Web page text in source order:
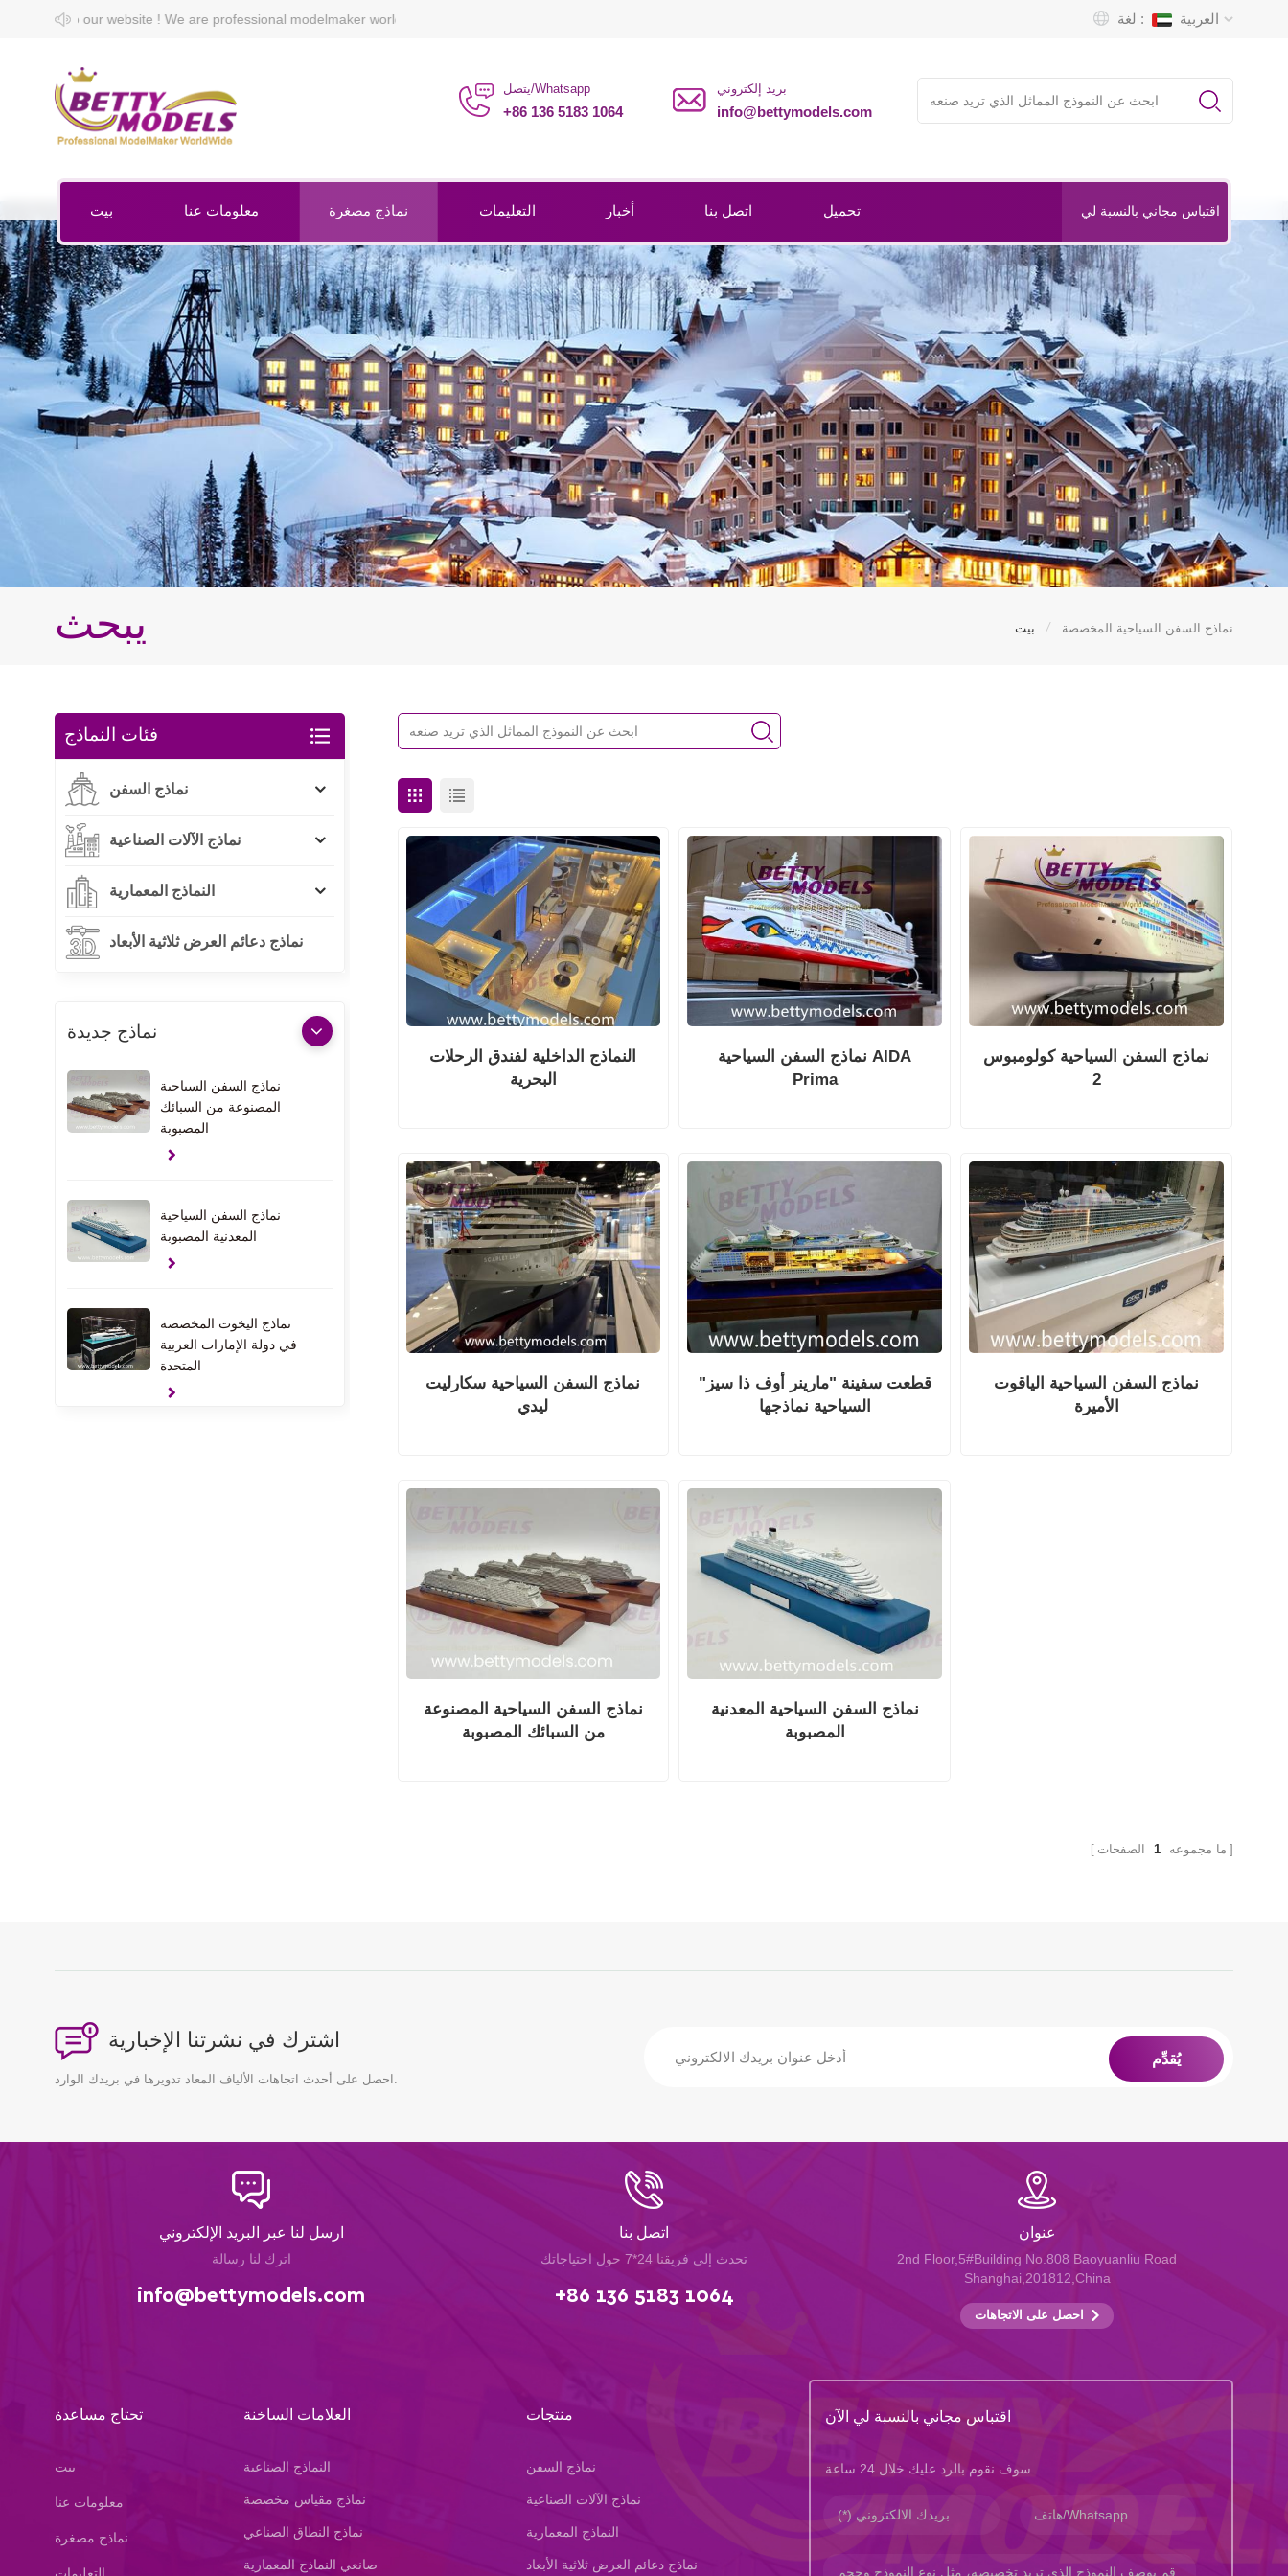
! We are professional modelmaker worldwide. لغة : العربية
يتصل/Whatsapp
+86 136 5183 1064
بريد إلكتروني
info@bettymodels.com
اقتباس مجاني بالنسبة لي بيت معلومات عنا نماذج مصغرة التعليمات أخبار اتصل بنا تحميل
يبحث بيت / نماذج السفن السياحية المخصصة
النماذج الداخلية لفندق الرحلات
البحرية
نماذج السفن السياحية AIDA
Prima
نماذج السفن السياحية كولومبوس
2
نماذج السفن السياحية سكارليت
ليدي
قطعت سفينة "مارينر أوف ذا سيز"
السياحية نماذجها
نماذج السفن السياحية الياقوت
الأميرة
نماذج السفن السياحية المصنوعة
من السبائك المصبوبة
نماذج السفن السياحية المعدنية
المصبوبة
ما مجموعه 1 الصفحات
فئات النماذج
نماذج السفن
نماذج الآلات الصناعية
النماذج المعمارية
نماذج دعائم العرض ثلاثية الأبعاد
نماذج جديدة
نماذج السفن السياحية
المصنوعة من السبائك
المصبوبة
نماذج السفن السياحية
المعدنية المصبوبة
نماذج اليخوت المخصصة
في دولة الإمارات العربية
المتحدة
اشترك في نشرتنا الإخبارية
احصل على أحدث اتجاهات الألياف المعاد تدويرها في بريدك الوارد.
يُقدِّم
ارسل لنا عبر البريد الإلكتروني
اترك لنا رسالة
info@bettymodels.com
اتصل بنا
تحدث إلى فريقنا 24*7 حول احتياجاتك
+86 136 5183 1064
عنوان
2nd Floor,5#Building No.808 Baoyuanliu Road
Shanghai,201812,China
احصل على الاتجاهات
تحتاج مساعدة
بيت
معلومات عنا
نماذج مصغرة
العلامات الساخنة
النماذج الصناعية
نماذج مقياس مخصصة
نماذج النطاق الصناعي
صانعي النماذج المعمارية
منتجات
نماذج السفن
نماذج الآلات الصناعية
النماذج المعمارية
نماذج دعائم العرض ثلاثية الأبعاد
اقتباس مجاني بالنسبة لي الآن
سوف نقوم بالرد عليك خلال 24 ساعة